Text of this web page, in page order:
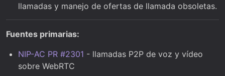
llamadas y manejo de ofertas de llamada obsoletas.
Fuentes primarias:
NIP-AC PR #2301 - llamadas P2P de voz y vídeo
sobre WebRTC